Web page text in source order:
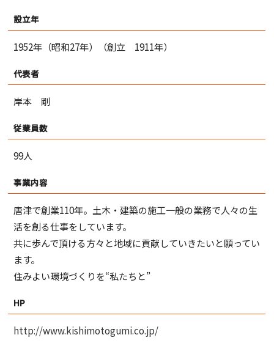
設立年
1952年（昭和27年）（創立 1911年）
代表者
岸本 剛
従業員数
99人
事業内容
唐津で創業110年。土木・建築の施工一般の業務で人々の生
活を創る仕事をしています。
共に歩んで頂ける方々と地域に貢献していきたいと願ってい
ます。
住みよい環境づくりを“私たちと”
HP
http://www.kishimotogumi.co.jp/